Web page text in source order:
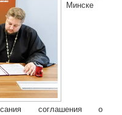
Минске
соглашения о